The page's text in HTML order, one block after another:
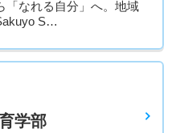
「なれる自分」へ。地域
S…
学部